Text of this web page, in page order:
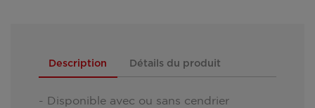
Description Détails du produit
- Disponible avec ou sans cendrier